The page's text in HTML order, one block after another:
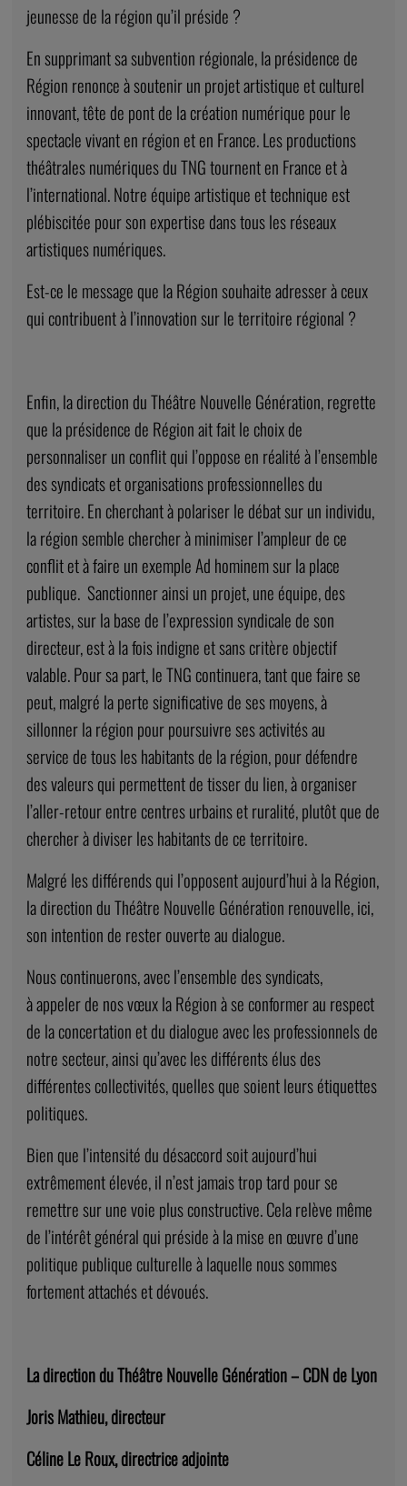
jeunesse de la région qu’il préside ?
En supprimant sa subvention régionale, la présidence de
Région renonce à soutenir un projet artistique et culturel
innovant, tête de pont de la création numérique pour le
spectacle vivant en région et en France.Les productions
théâtrales numériques du TNG tournent en France et à
l’international.Notre équipe artistique et technique est
plébiscitée pour son expertise dans tous les réseaux
artistiques numériques.
Est-ce le message que la Région souhaite adresser à ceux
qui contribuent à l’innovation sur le territoire régional ?
Enfin, la direction du Théâtre Nouvelle Génération, regrette
que la présidence de Région ait fait le choix de
personnaliser un conflit qui l’oppose en réalité à l’ensemble
des syndicats et organisations professionnelles du
territoire.En cherchant à polariser le débat sur un individu,
la région semble chercher à minimiser l’ampleur de ce
conflit et à faire un exemple Ad hominem sur la place
publique. Sanctionner ainsi un projet, une équipe, des
artistes, sur la base de l’expression syndicale de son
directeur, est à la fois indigne et sans critère objectif
valable. Pour sa part, le TNG continuera, tant que faire se
peut, malgré la perte significative de ses moyens, à
sillonner la région pour poursuivre ses activités au
service de tous les habitants de la région, pour défendre
des valeurs qui permettent de tisser du lien, à organiser
l’aller-retour entre centres urbains et ruralité, plutôt que de
chercher à diviser les habitants de ce territoire.
Malgré les différends qui l’opposent aujourd’hui à la Région,
la direction du Théâtre Nouvelle Génération renouvelle, ici,
son intention de rester ouverte au dialogue.
Nous continuerons, avec l’ensemble des syndicats,
à appeler de nos vœux la Région à se conformer au respect
de la concertation et du dialogue avec les professionnels de
notre secteur, ainsi qu’avec les différents élus des
différentes collectivités, quelles que soient leurs étiquettes
politiques.
Bien que l’intensité du désaccord soit aujourd’hui
extrêmement élevée, il n’est jamais trop tard pour se
remettre sur une voie plus constructive.Cela relève même
de l’intérêt général qui préside à la mise en œuvre d’une
politique publique culturelle à laquelle nous sommes
fortement attachés et dévoués.
La direction du Théâtre Nouvelle Génération – CDN de Lyon
Joris Mathieu, directeur
Céline Le Roux, directrice adjointe